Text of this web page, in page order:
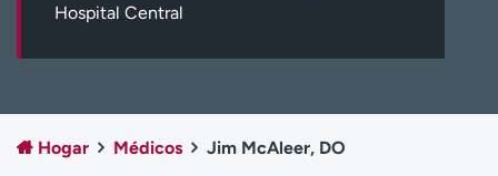
Acerca de UCHealth
Clases y eventos
Empleados
Profesionales
Hospital Central
Hogar Médicos Jim McAleer, DO